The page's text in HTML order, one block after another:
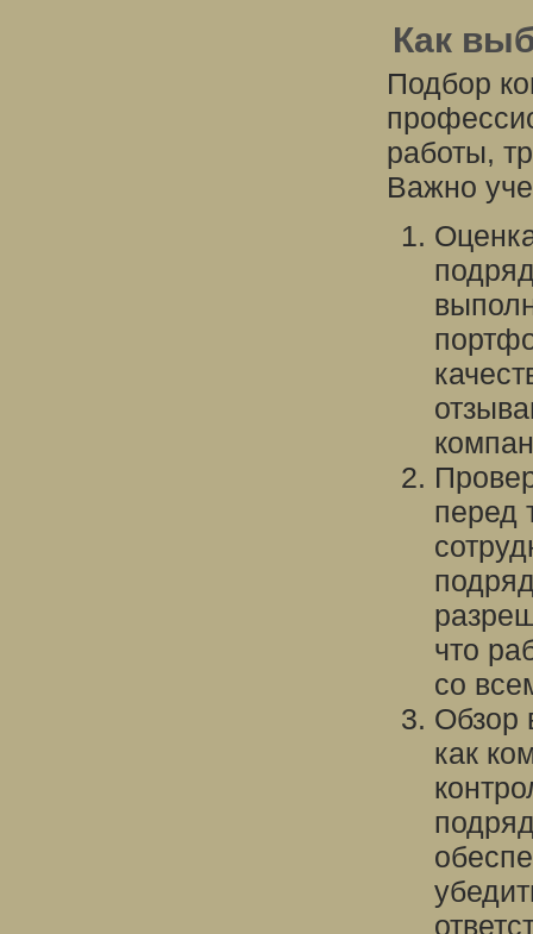
Как
Подбор
работы,
Важно
перед
что
со
Обзор
как